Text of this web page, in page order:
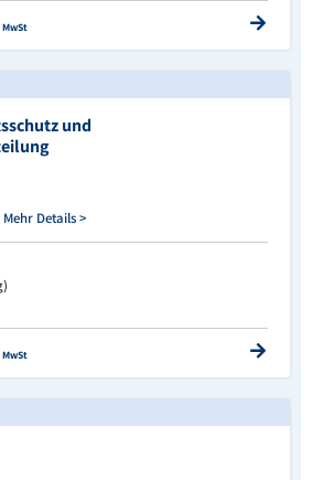
MwSt
und
Mehr Details >
MwSt